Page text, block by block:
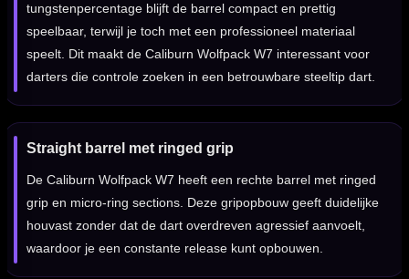
tungstenpercentage blijft de barrel compact en prettig
speelbaar, terwijl je toch met een professioneel materiaal
speelt. Dit maakt de Caliburn Wolfpack W7 interessant voor
darters die controle zoeken in een betrouwbare steeltip dart.
Straight barrel met ringed grip
De Caliburn Wolfpack W7 heeft een rechte barrel met ringed
grip en micro-ring sections. Deze gripopbouw geeft duidelijke
houvast zonder dat de dart overdreven agressief aanvoelt,
waardoor je een constante release kunt opbouwen.